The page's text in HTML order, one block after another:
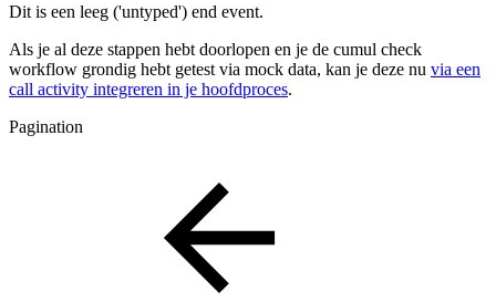
Dit is een leeg ('untyped') end event.
Als je al deze stappen hebt doorlopen en je de cumul check
workflow grondig hebt getest via mock data, kan je deze nu via een
call activity integreren in je hoofdproces.
Pagination